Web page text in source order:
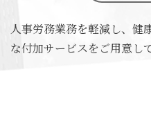
人事労務業務を軽減し、健
な付加サービスをご用意し